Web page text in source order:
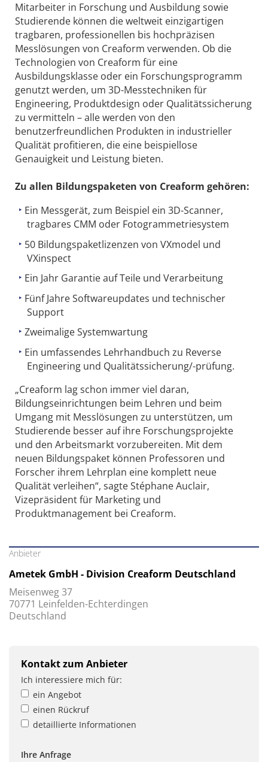
Mitarbeiter in Forschung und Ausbildung sowie
Studierende können die weltweit einzigartigen
tragbaren, professionellen bis hochpräzisen
Messlösungen von Creaform verwenden. Ob die
Technologien von Creaform für eine
Ausbildungsklasse oder ein Forschungsprogramm
genutzt werden, um 3D-Messtechniken für
Engineering, Produktdesign oder Qualitätssicherung
zu vermitteln – alle werden von den
benutzerfreundlichen Produkten in industrieller
Qualität profitieren, die eine beispiellose
Genauigkeit und Leistung bieten.
Zu allen Bildungspaketen von Creaform gehören:
Ein Messgerät, zum Beispiel ein 3D-Scanner,
tragbares CMM oder Fotogrammetriesystem
50 Bildungspaketlizenzen von VXmodel und
VXinspect
Ein Jahr Garantie auf Teile und Verarbeitung
Fünf Jahre Softwareupdates und technischer
Support
Zweimalige Systemwartung
Ein umfassendes Lehrhandbuch zu Reverse
Engineering und Qualitätssicherung/-prüfung.
„Creaform lag schon immer viel daran,
Bildungseinrichtungen beim Lehren und beim
Umgang mit Messlösungen zu unterstützen, um
Studierende besser auf ihre Forschungsprojekte
und den Arbeitsmarkt vorzubereiten. Mit dem
neuen Bildungspaket können Professoren und
Forscher ihrem Lehrplan eine komplett neue
Qualität verleihen“, sagte Stéphane Auclair,
Vizepräsident für Marketing und
Produktmanagement bei Creaform.
Anbieter
Ametek GmbH - Division Creaform Deutschland
Meisenweg 37
70771 Leinfelden-Echterdingen
Deutschland
Kontakt zum Anbieter
Ich interessiere mich für:
ein Angebot
einen Rückruf
detaillierte Informationen
Ihre Anfrage